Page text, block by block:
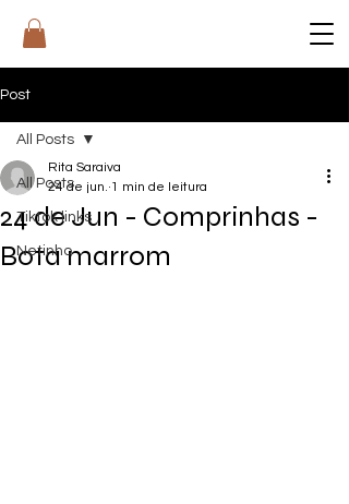
RIT
Post
All Posts
Tiktok links
Netinho
All Posts
24 de Jun - Comprinhas -
Bota marrom
Rita Saraiva
24 de jun. 1 min de leitura